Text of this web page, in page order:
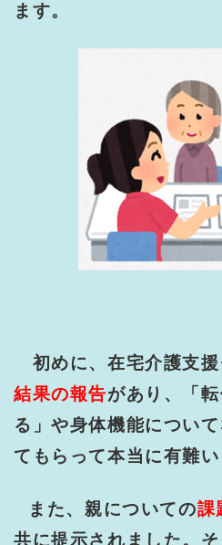
ます。
初めに、在宅介護支援
結果の報告があり、「
る」や身体機能につい
てもらって本当に有難い
また、親についての課
共に提示されました。